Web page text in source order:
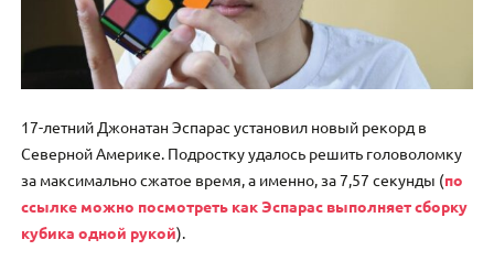
17-летний Джонатан Эспарас установил новый рекорд в
Северной Америке. Подростку удалось решить головоломку
за максимально сжатое время, а именно, за 7,57 секунды (по
ссылке можно посмотреть как Эспарас выполняет сборку
кубика одной рукой).